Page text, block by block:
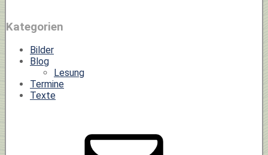
Kategorien
Bilder
Blog
Lesung
Termine
Texte